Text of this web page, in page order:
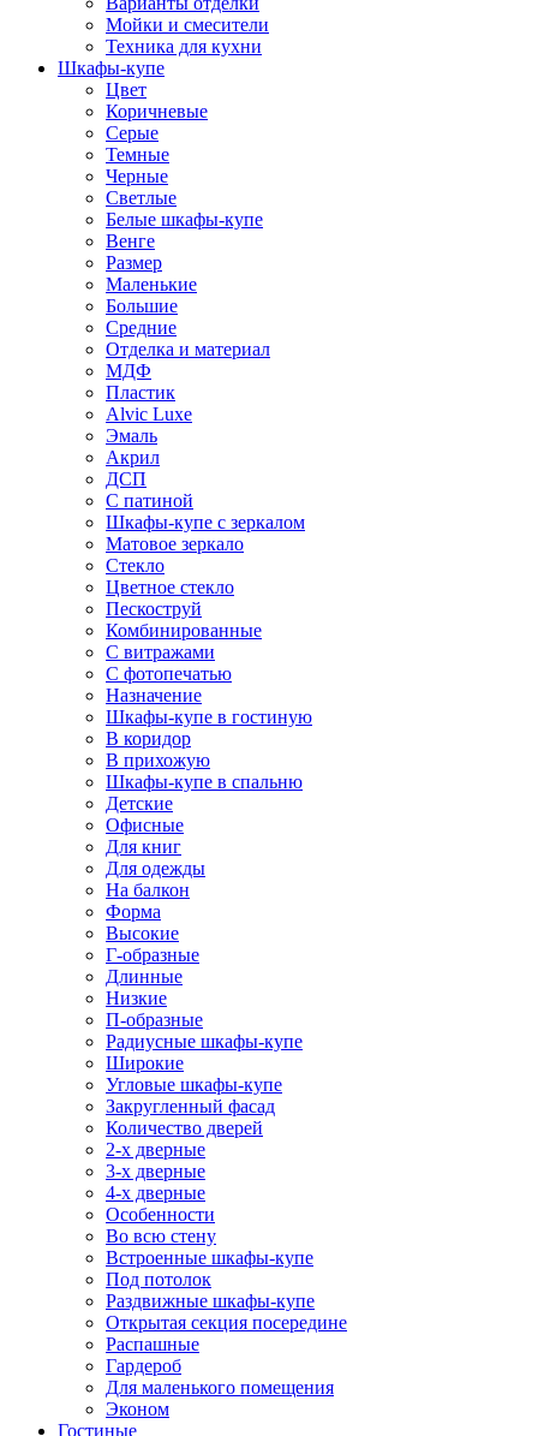
Мойки и смесители
Техника для кухни
Шкафы-купе
Цвет
Коричневые
Серые
Темные
Черные
Светлые
Белые шкафы-купе
Венге
Размер
Маленькие
Большие
Средние
Отделка и материал
МДФ
Пластик
Alvic Luxe
Эмаль
Акрил
ДСП
С патиной
Шкафы-купе с зеркалом
Матовое зеркало
Стекло
Цветное стекло
Пескоструй
Комбинированные
С витражами
С фотопечатью
Назначение
Шкафы-купе в гостиную
В коридор
В прихожую
Шкафы-купе в спальню
Детские
Офисные
Для книг
Для одежды
На балкон
Форма
Высокие
Г-образные
Длинные
Низкие
П-образные
Радиусные шкафы-купе
Широкие
Угловые шкафы-купе
Закругленный фасад
Количество дверей
2-х дверные
3-х дверные
4-х дверные
Особенности
Во всю стену
Встроенные шкафы-купе
Под потолок
Раздвижные шкафы-купе
Открытая секция посередине
Распашные
Гардероб
Для маленького помещения
Эконом
Гостиные